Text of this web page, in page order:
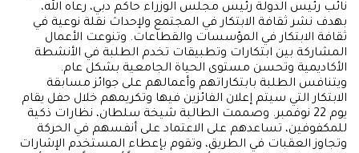
نائب رئيس الدولة رئيس مجلس الوزراء حاكم دبي، رعاه الله،
بهدف نشر ثقافة الابتكار في المجتمع ولإحداث نقلة نوعية في
ثقافة الابتكار في المؤسسات والقطاعات. وتنوعت الأعمال
المشاركة بين ابتكارات وتطبيقات تخدم الطلبة في الأنشطة
الأكاديمية وتحسن مستوى الحياة الجامعية بشكل عام.
ويتنافس الطلبة بابتكاراتهم وأعمالهم على جوائز مسابقة
الابتكار التي سيتم إعلان الفائزين فيها وتكريمهم خلال حفل يقام
يوم 22 نوفمبر. وصممت الطالبة شيخة سلطان، نظارات ذكية
للمكفوفين، تساعدهم على الاعتماد على أنفسهم في الحركة
وتجاوز العقبات في الطريق، وتقوم بإعطاء المستخدم الإشارات